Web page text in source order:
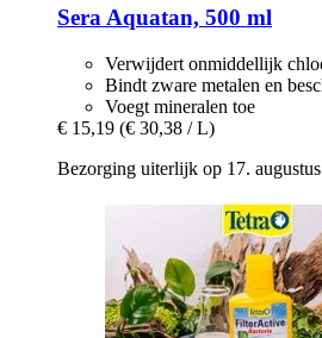
SeraAquatan, 500 ml
Verwijdert onmiddellijk
Bindt zware metalen en
Voegt mineralen toe
€ 15,19 (€ 30,38 / L)
Bezorging uiterlijk op 17. augustus